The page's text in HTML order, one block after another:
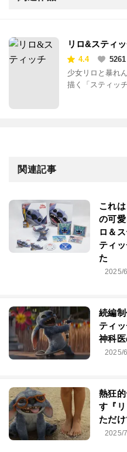
リロ&スティ
4.4
5261
少女リロと暴れ
描く「スティッ
関連記事
これ
の可
ロ＆
ティ
た
2025/
続編
ティ
神科
2025/
熱狂
す『
ただ
2025/